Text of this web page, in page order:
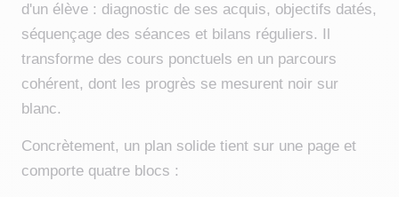
d'un élève : diagnostic de ses acquis, objectifs datés,
séquençage des séances et bilans réguliers. Il
transforme des cours ponctuels en un parcours
cohérent, dont les progrès se mesurent noir sur
blanc.
Concrètement, un plan solide tient sur une page et
comporte quatre blocs :